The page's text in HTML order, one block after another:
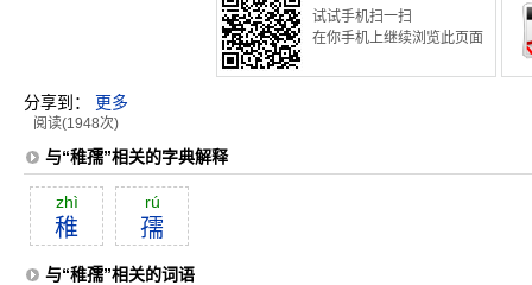
试试手机扫一扫
在你手机上继续浏览此页面
分享到： 更多
阅读(1948次)
与“稚孺”相关的字典解释
zhì
稚
rú
孺
与“稚孺”相关的词语